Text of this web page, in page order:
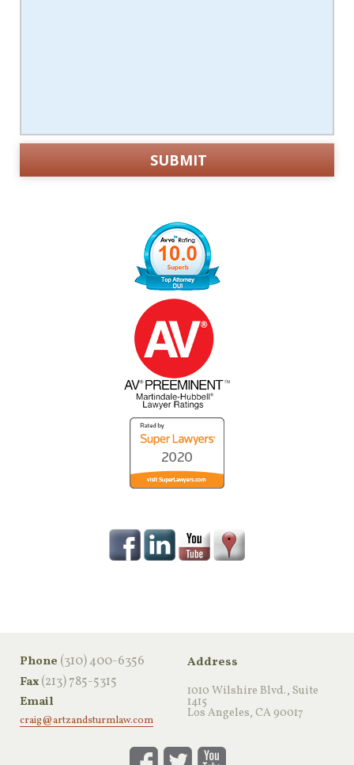
Phone ‪(310) 400-6356‬
Fax(213) 785-5315
Email
craig@artzandsturmlaw.com
Address
1010 Wilshire Blvd., Suite
1415
Los Angeles, CA 90017